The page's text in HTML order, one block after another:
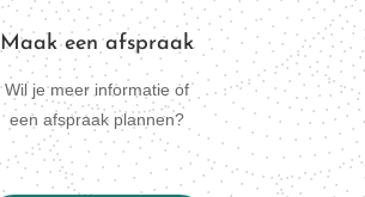
Maak een afspraak
Wil je meer informatie of
een afspraak plannen?